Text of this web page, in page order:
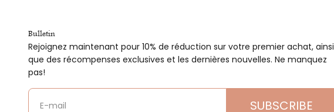
Bulletin
Rejoignez maintenant pour 10% de réduction sur votre premier achat, ainsi
que des récompenses exclusives et les dernières nouvelles. Ne manquez
pas!
E-mail SUBSCRIBE